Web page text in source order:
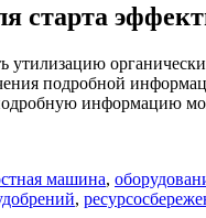
старта
утилизацию
подробной
информацию
машина,
,